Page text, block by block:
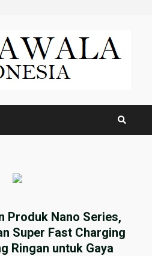
Produk Nano Series,
Super Fast Charging
Ringan untuk Gaya